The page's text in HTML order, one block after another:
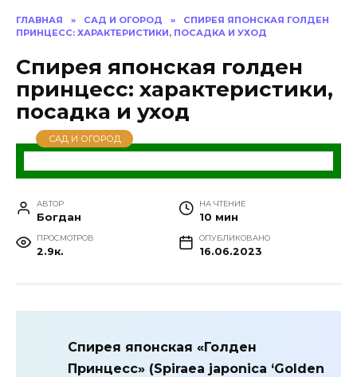
ГЛАВНАЯ » САД И ОГОРОД »
CПИРЕЯ ЯПОНСКАЯ ГОЛДЕН
ПРИНЦЕСС: ХАРАКТЕРИСТИКИ, ПОСАДКА И УХОД
Cпирея японская голден
принцесс: характеристики,
посадка и уход
САД И ОГОРОД
АВТОР
Богдан
НА ЧТЕНИЕ
10 мин
ПРОСМОТРОВ
2.9к.
ОПУБЛИКОВАНО
16.06.2023
Спирея японская «Голден
Принцесс» (Spiraea japonica ‘Golden